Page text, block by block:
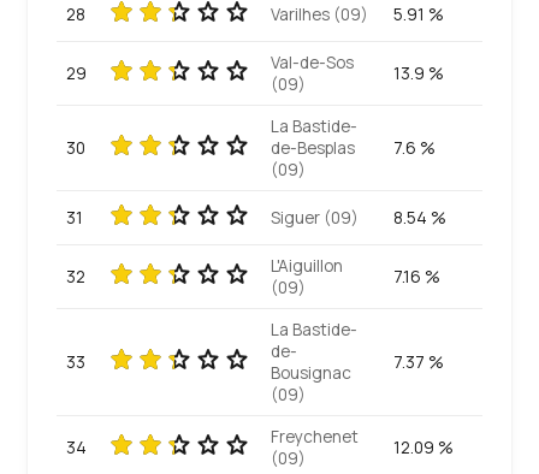
28 Varilhes (09) 5.91 %
29
Val-de-Sos
(09)
13.9 %
30
La Bastide-
de-Besplas
(09)
7.6 %
31 Siguer (09) 8.54 %
32
L'Aiguillon
(09)
7.16 %
33
La Bastide-
de-
Bousignac
(09)
7.37 %
34
Freychenet
(09)
12.09 %